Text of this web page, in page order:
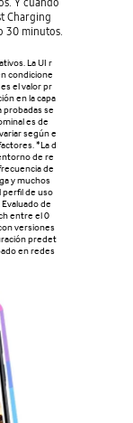
Charging
30 minutos.
La UI r
condicione
el valor pr
en la capa
probadas se
es de
según e
*La d
de re
de
y muchos
perfil de uso
de
entre el 0
versiones
predet
en redes